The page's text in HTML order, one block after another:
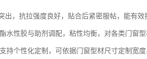
出，抗拉强度良好，贴合后紧密服帖，能有
水性胶与助剂调配，粘性均衡，对各类门窗
持个性化定制，可依据门窗型材尺寸定制宽